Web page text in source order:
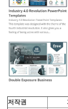
저작권